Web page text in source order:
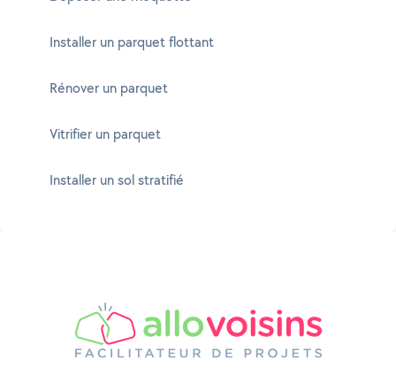
Installer un parquet flottant
Rénover un parquet
Vitrifier un parquet
Installer un sol stratifié